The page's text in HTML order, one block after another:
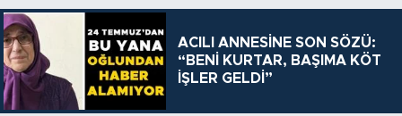
ACILI ANNESİNE SON SÖZÜ:
“BENİ KURTAR, BAŞIMA KÖT
İŞLER GELDİ”